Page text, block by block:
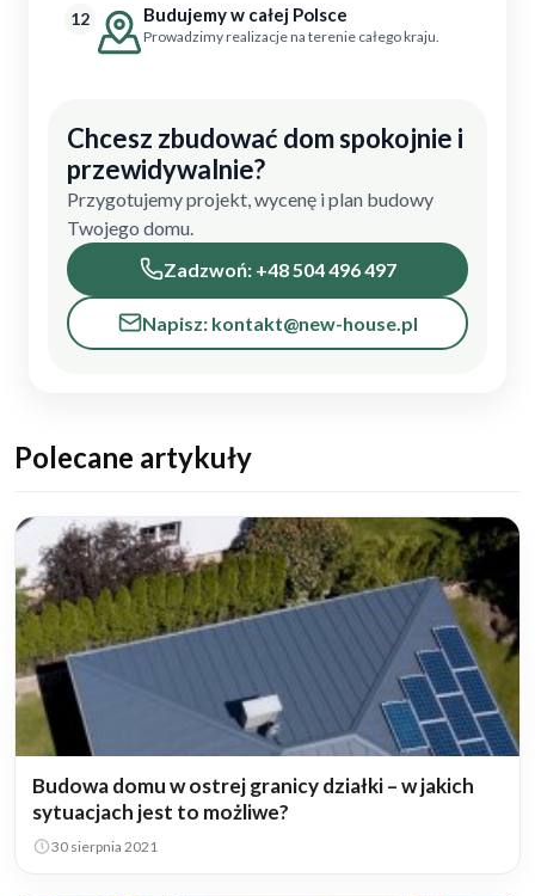
12 Budujemy w całej Polsce
Prowadzimy realizacje na terenie całego kraju.
Chcesz zbudować dom spokojnie i
przewidywalnie?
Przygotujemy projekt, wycenę i plan budowy
Twojego domu.
Zadzwoń: +48 504 496 497
Napisz: kontakt@new-house.pl
Polecane artykuły
Budowa domu w ostrej granicy działki – w jakich
sytuacjach jest to możliwe?
30 sierpnia 2021